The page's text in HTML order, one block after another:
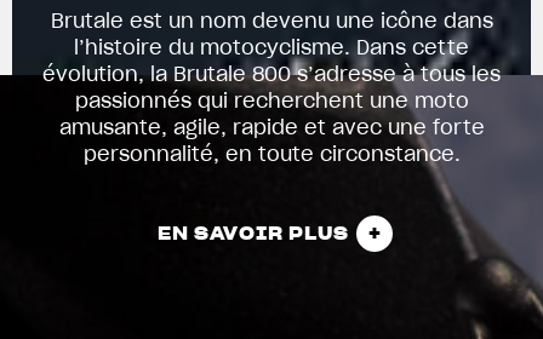
Brutale est un nom devenu une icône dans
l’histoire du motocyclisme. Dans cette
évolution, la Brutale 800 s’adresse à tous les
passionnés qui recherchent une moto
amusante, agile, rapide et avec une forte
personnalité, en toute circonstance.
EN SAVOIR PLUS